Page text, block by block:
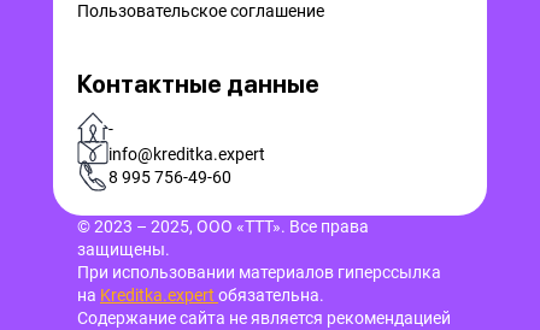
Пользовательское соглашение
Контактные данные
-
info@kreditka.expert
8 995 756-49-60
© 2023 – 2025, ООО «ТТТ». Все права
защищены.
При использовании материалов гиперссылка
на Kreditka.expert обязательна.
Содержание сайта не является рекомендацией